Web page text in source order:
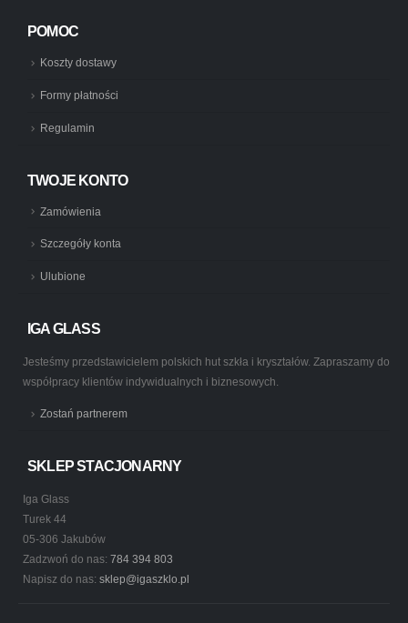
POMOC
Koszty dostawy
Formy płatności
Regulamin
TWOJE KONTO
Zamówienia
Szczegóły konta
Ulubione
IGA GLASS
Jesteśmy przedstawicielem polskich hut szkła i kryształów. Zapraszamy do
współpracy klientów indywidualnych i biznesowych.
Zostań partnerem
SKLEP STACJONARNY
Iga Glass
Turek 44
05-306 Jakubów
Zadzwoń do nas: 784 394 803
Napisz do nas: sklep@igaszklo.pl